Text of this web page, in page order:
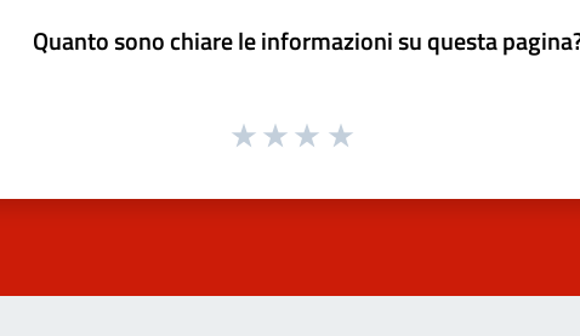
Quanto sono chiare le informazioni su questa